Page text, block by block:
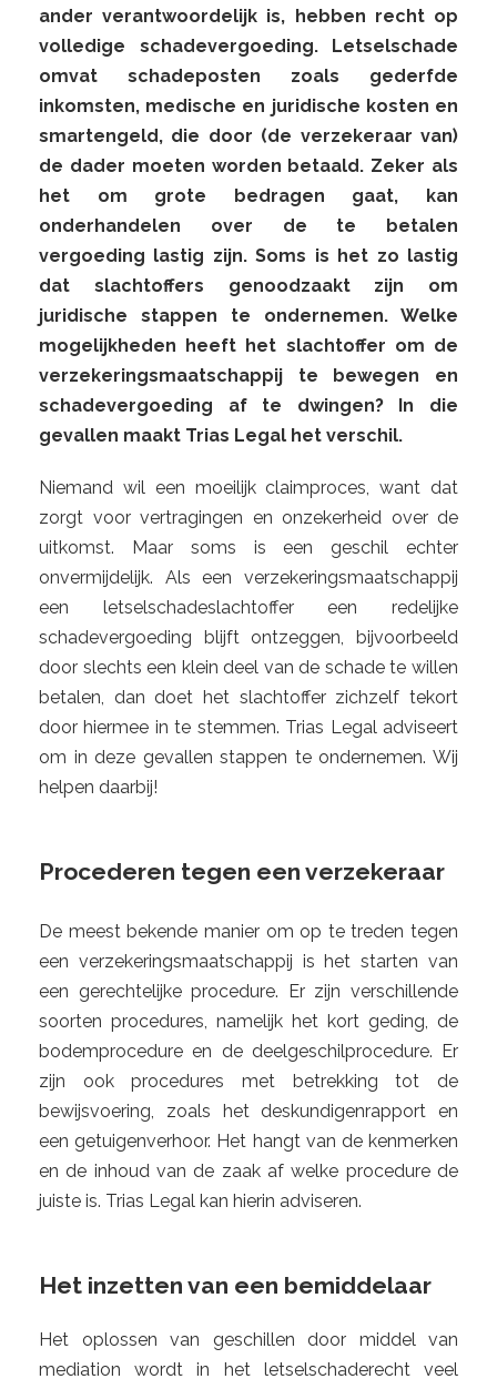
ander verantwoordelijk is, hebben recht op
volledige schadevergoeding. Letselschade
omvat schadeposten zoals gederfde
inkomsten, medische en juridische kosten en
smartengeld, die door (de verzekeraar van)
de dader moeten worden betaald. Zeker als
het om grote bedragen gaat, kan
onderhandelen over de te betalen
vergoeding lastig zijn. Soms is het zo lastig
dat slachtoffers genoodzaakt zijn om
juridische stappen te ondernemen. Welke
mogelijkheden heeft het slachtoffer om de
verzekeringsmaatschappij te bewegen en
schadevergoeding af te dwingen? In die
gevallen maakt Trias Legal het verschil.
Niemand wil een moeilijk claimproces, want dat
zorgt voor vertragingen en onzekerheid over de
uitkomst. Maar soms is een geschil echter
onvermijdelijk. Als een verzekeringsmaatschappij
een letselschadeslachtoffer een redelijke
schadevergoeding blijft ontzeggen, bijvoorbeeld
door slechts een klein deel van de schade te willen
betalen, dan doet het slachtoffer zichzelf tekort
door hiermee in te stemmen. Trias Legal adviseert
om in deze gevallen stappen te ondernemen. Wij
helpen daarbij!
Procederen tegen een verzekeraar
De meest bekende manier om op te treden tegen
een verzekeringsmaatschappij is het starten van
een gerechtelijke procedure. Er zijn verschillende
soorten procedures, namelijk het kort geding, de
bodemprocedure en de deelgeschilprocedure. Er
zijn ook procedures met betrekking tot de
bewijsvoering, zoals het deskundigenrapport en
een getuigenverhoor. Het hangt van de kenmerken
en de inhoud van de zaak af welke procedure de
juiste is. Trias Legal kan hierin adviseren.
Het inzetten van een bemiddelaar
Het oplossen van geschillen door middel van
mediation wordt in het letselschaderecht veel